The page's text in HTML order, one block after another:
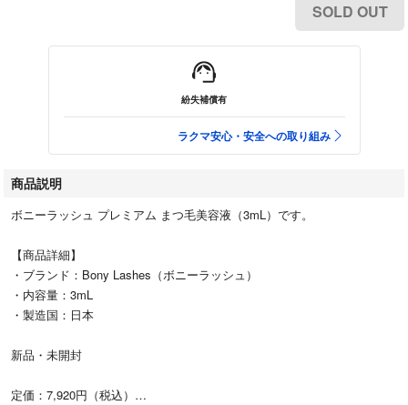
SOLD OUT
紛失補償有
ラクマ安心・安全への取り組み
商品説明
ボニーラッシュ プレミアム まつ毛美容液（3mL）です。
【商品詳細】
・ブランド：Bony Lashes（ボニーラッシュ）
・内容量：3mL
・製造国：日本
新品・未開封
定価：7,920円（税込）